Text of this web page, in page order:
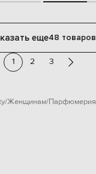
еще48 товаров
1 2 3
Женщинам Парфюмерия